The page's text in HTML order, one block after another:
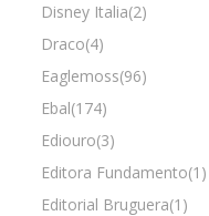
Disney Italia(2)
Draco(4)
Eaglemoss(96)
Ebal(174)
Ediouro(3)
Editora Fundamento(1)
Editorial Bruguera(1)